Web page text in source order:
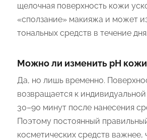
щелочная поверхность кожи
«сползание» макияжа и может
тональных средств в течение дня.
Можно ли изменить pH
Да, но лишь временно.
возвращается к
30–90 минут после нанесения
Поэтому постоянный
косметических средств важнее,